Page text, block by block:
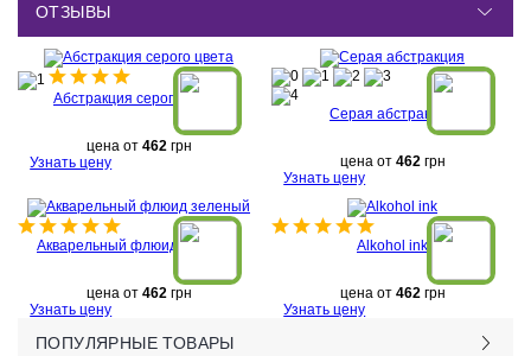
ОТЗЫВЫ
Абстракция серого цвета
цена от 462грн
Узнать цену
Серая абстракция
цена от 462грн
Узнать цену
Акварельный флюид зеленый
цена от 462грн
Узнать цену
Alkohol ink
цена от 462грн
Узнать цену
ПОПУЛЯРНЫЕ ТОВАРЫ